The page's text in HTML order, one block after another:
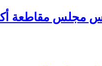
مجلس